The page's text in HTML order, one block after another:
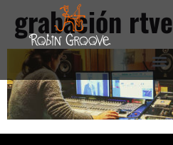
grabación rtve